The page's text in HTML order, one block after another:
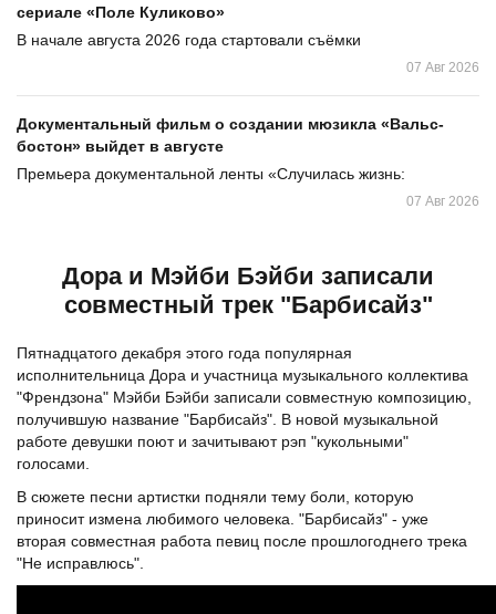
сериале «Поле Куликово»
В начале августа 2026 года стартовали съёмки
07 Авг 2026
Документальный фильм о создании мюзикла «Вальс-
бостон» выйдет в августе
Премьера документальной ленты «Случилась жизнь:
07 Авг 2026
Дора и Мэйби Бэйби записали
совместный трек "Барбисайз"
Пятнадцатого декабря этого года популярная
исполнительница Дора и участница музыкального коллектива
"Френдзона" Мэйби Бэйби записали совместную композицию,
получившую название "Барбисайз". В новой музыкальной
работе девушки поют и зачитывают рэп "кукольными"
голосами.
В сюжете песни артистки подняли тему боли, которую
приносит измена любимого человека. "Барбисайз" - уже
вторая совместная работа певиц после прошлогоднего трека
"Не исправлюсь".